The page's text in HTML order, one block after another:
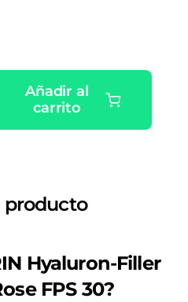
Añadir al
carrito
producto
Hyaluron-Filler
FPS 30?